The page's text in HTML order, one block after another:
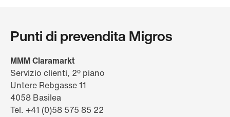
Punti di prevendita Migros
MMM Claramarkt
Servizio clienti, 2º piano
Untere Rebgasse 11
4058 Basilea
Tel. +41 (0)58 575 85 22